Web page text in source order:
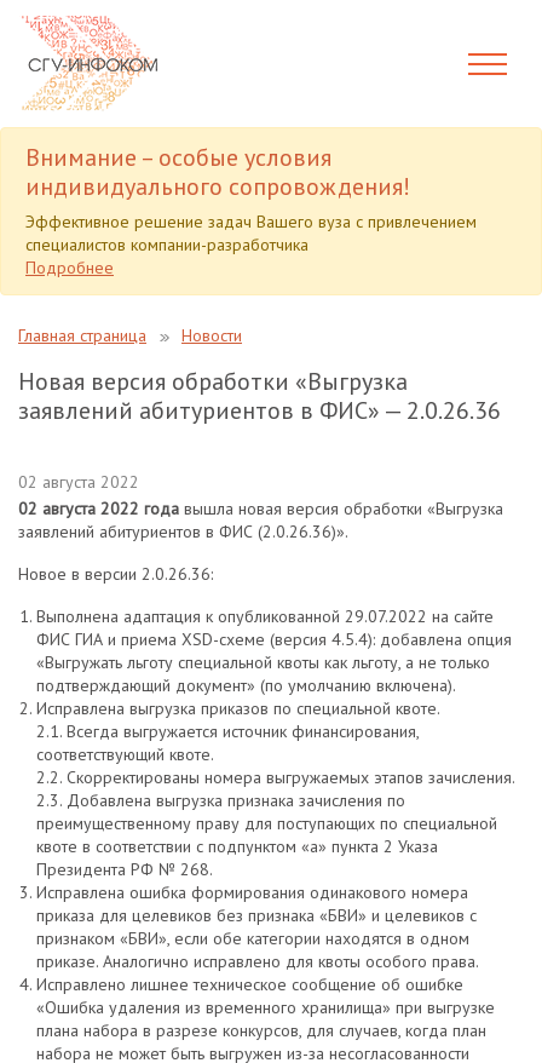
Внимание – особые условия
индивидуального сопровождения!
Эффективное решение задач Вашего вуза с привлечением
специалистов компании-разработчика
Подробнее
Главная страница Новости
Новая версия обработки «Выгрузка
заявлений абитуриентов в ФИС» — 2.0.26.36
02 августа 2022
02 августа 2022 года вышла новая версия обработки «Выгрузка
заявлений абитуриентов в ФИС (2.0.26.36)».
Новое в версии 2.0.26.36:
Выполнена адаптация к опубликованной 29.07.2022 на сайте
ФИС ГИА и приема XSD-схеме (версия 4.5.4): добавлена опция
«Выгружать льготу специальной квоты как льготу, а не только
подтверждающий документ» (по умолчанию включена).
Исправлена выгрузка приказов по специальной квоте.
2.1. Всегда выгружается источник финансирования,
соответствующий квоте.
2.2. Скорректированы номера выгружаемых этапов зачисления.
2.3. Добавлена выгрузка признака зачисления по
преимущественному праву для поступающих по специальной
квоте в соответствии с подпунктом «а» пункта 2 Указа
Президента РФ № 268.
Исправлена ошибка формирования одинакового номера
приказа для целевиков без признака «БВИ» и целевиков с
признаком «БВИ», если обе категории находятся в одном
приказе. Аналогично исправлено для квоты особого права.
Исправлено лишнее техническое сообщение об ошибке
«Ошибка удаления из временного хранилища» при выгрузке
плана набора в разрезе конкурсов, для случаев, когда план
набора не может быть выгружен из-за несогласованности